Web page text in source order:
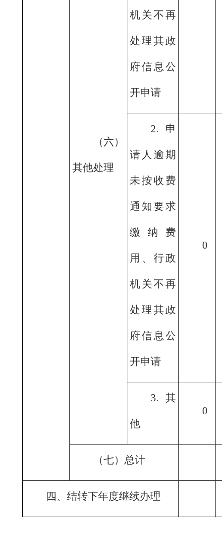
（六）
其他处理
机关不再
处理其政
府信息公
开申请
2.申
请人逾期
未按收费
通知要求
缴纳费
用、行政
机关不再
处理其政
府信息公
开申请
0
3.其
他
0
（七）总计
四、结转下年度继续办理